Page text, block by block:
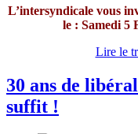
L’intersyndicale vous
le : Samedi 5
Lire le
30 ans de
suffit !